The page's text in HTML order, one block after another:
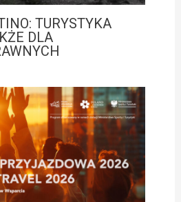
TURYSTYKA
DLA